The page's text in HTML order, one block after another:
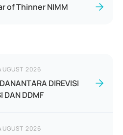
of Thinner NIMM
2026
DIREVISI
DAN DDMF
2026